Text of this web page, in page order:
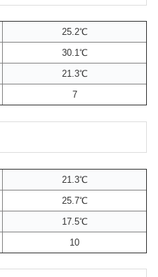
25.2℃
30.1℃
21.3℃
7
21.3℃
25.7℃
17.5℃
10